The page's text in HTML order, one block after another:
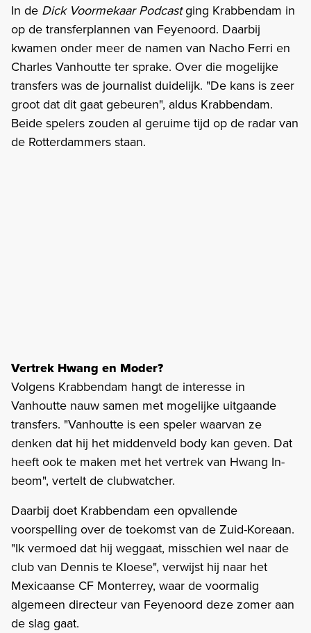
In de Dick Voormekaar Podcastging Krabbendam in
op de transferplannen van Feyenoord. Daarbij
kwamen onder meer de namen van Nacho Ferri en
Charles Vanhoutte ter sprake. Over die mogelijke
transfers was de journalist duidelijk. "De kans is zeer
groot dat dit gaat gebeuren", aldus Krabbendam.
Beide spelers zouden al geruime tijd op de radar van
de Rotterdammers staan.
Vertrek Hwang en Moder?
Volgens Krabbendam hangt de interesse in
Vanhoutte nauw samen met mogelijke uitgaande
transfers. "Vanhoutte is een speler waarvan ze
denken dat hij het middenveld body kan geven. Dat
heeft ook te maken met het vertrek van Hwang In-
beom", vertelt de clubwatcher.
Daarbij doet Krabbendam een opvallende
voorspelling over de toekomst van de Zuid-Koreaan.
"Ik vermoed dat hij weggaat, misschien wel naar de
club van Dennis te Kloese", verwijst hij naar het
Mexicaanse CF Monterrey, waar de voormalig
algemeen directeur van Feyenoord deze zomer aan
de slag gaat.